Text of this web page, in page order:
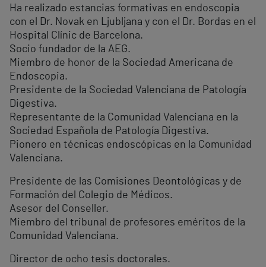
Ha realizado estancias formativas en endoscopia
con el Dr. Novak en Ljubljana y con el Dr. Bordas en el
Hospital Clínic de Barcelona.
Socio fundador de la AEG.
Miembro de honor de la Sociedad Americana de
Endoscopia.
Presidente de la Sociedad Valenciana de Patología
Digestiva.
Representante de la Comunidad Valenciana en la
Sociedad Española de Patología Digestiva.
Pionero en técnicas endoscópicas en la Comunidad
Valenciana.
Presidente de las Comisiones Deontológicas y de
Formación del Colegio de Médicos.
Asesor del Conseller.
Miembro del tribunal de profesores eméritos de la
Comunidad Valenciana.
Director de ocho tesis doctorales.